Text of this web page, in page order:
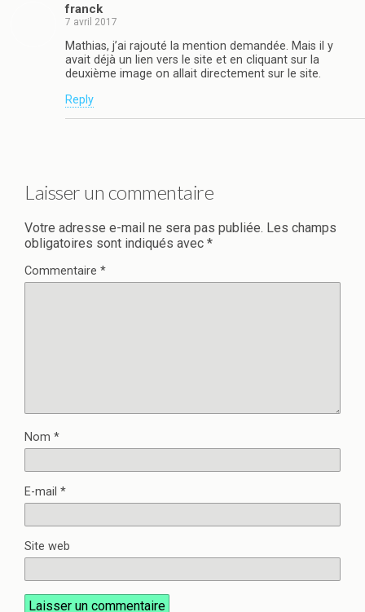
franck
7 avril 2017
Mathias, j’ai rajouté la mention demandée. Mais il y
avait déjà un lien vers le site et en cliquant sur la
deuxième image on allait directement sur le site.
Reply
Laisser un commentaire
Votre adresse e-mail ne sera pas publiée. Les champs
obligatoires sont indiqués avec *
Commentaire *
Nom *
E-mail *
Site web